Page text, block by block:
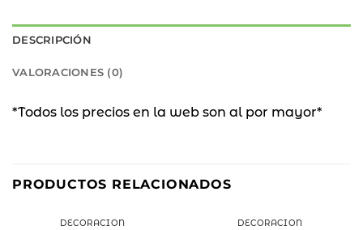
DESCRIPCIÓN
VALORACIONES (0)
*Todos los precios en la web son al por mayor*
PRODUCTOS RELACIONADOS
DECORACIÓN DECORACIÓN